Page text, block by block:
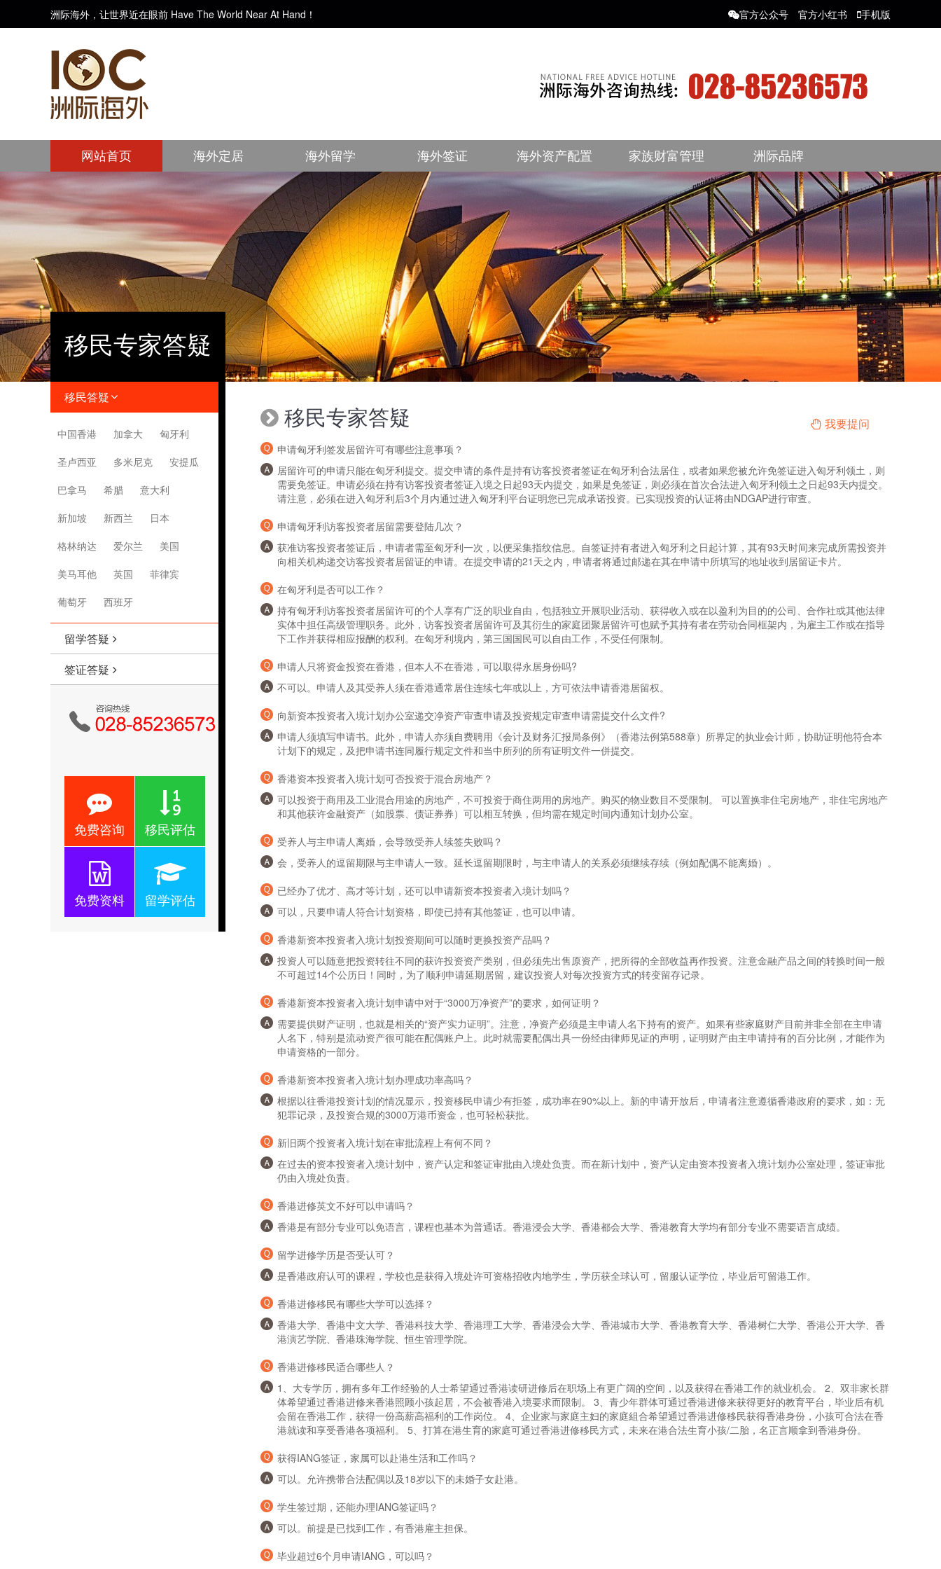
洲际海外，让世界近在眼前 Have The World Near At Hand！ 官方公众号 官方小红书 手机版
网站首页 海外定居 海外留学 海外签证 海外资产配置 家族财富管理 洲际品牌
Immigrate 美洲 美国 加拿大 欧洲 英国 匈牙利 法国 大洋洲 澳大利亚 新西兰
亚洲 新加坡 日本 中国香港
Overseas
Study
美洲 美国 加拿大 欧洲 英国 爱尔兰 大洋洲 澳大利亚 新西兰
亚洲 新加坡 中国香港
移民专家答疑
移民答疑
中国香港 加拿大
匈牙利
圣卢西亚
多米尼克
安提瓜
巴拿马
希腊
意大利
新加坡
新西兰
日本
格林纳达
爱尔兰
美国
美马耳他
英国
菲律宾
葡萄牙
西班牙
留学答疑
签证答疑
免费咨询 移民评估
免费资料 留学评估
移民专家答疑 我要提问
申请匈牙利签发居留许可有哪些注意事项？
居留许可的申请只能在匈牙利提交。提交申请的条件是持有访客投资者签证在匈牙利合法居住，或者如果您被允许免签证进入匈牙利领土，则
需要免签证。申请必须在持有访客投资者签证入境之日起93天内提交，如果是免签证，则必须在首次合法进入匈牙利领土之日起93天内提交。
请注意，必须在进入匈牙利后3个月内通过进入匈牙利平台证明您已完成承诺投资。已实现投资的认证将由NDGAP进行审查。
申请匈牙利访客投资者居留需要登陆几次？
获准访客投资者签证后，申请者需至匈牙利一次，以便采集指纹信息。自签证持有者进入匈牙利之日起计算，其有93天时间来完成所需投资并
向相关机构递交访客投资者居留证的申请。在提交申请的21天之内，申请者将通过邮递在其在申请中所填写的地址收到居留证卡片。
在匈牙利是否可以工作？
持有匈牙利访客投资者居留许可的个人享有广泛的职业自由，包括独立开展职业活动、获得收入或在以盈利为目的的公司、合作社或其他法律
实体中担任高级管理职务。此外，访客投资者居留许可及其衍生的家庭团聚居留许可也赋予其持有者在劳动合同框架内，为雇主工作或在指导
下工作并获得相应报酬的权利。在匈牙利境内，第三国国民可以自由工作，不受任何限制。
申请人只将资金投资在香港，但本人不在香港，可以取得永居身份吗?
不可以。申请人及其受养人须在香港通常居住连续七年或以上，方可依法申请香港居留权。
向新资本投资者入境计划办公室递交净资产审查申请及投资规定审查申请需提交什么文件?
申请人须填写申请书。此外，申请人亦须自费聘用《会计及财务汇报局条例》（香港法例第588章）所界定的执业会计师，协助证明他符合本
计划下的规定，及把申请书连同履行规定文件和当中所列的所有证明文件一併提交。
香港资本投资者入境计划可否投资于混合房地产？
可以投资于商用及工业混合用途的房地产，不可投资于商住两用的房地产。购买的物业数目不受限制。 可以置换非住宅房地产，非住宅房地产
和其他获许金融资产（如股票、债证券券）可以相互转换，但均需在规定时间内通知计划办公室。
受养人与主申请人离婚，会导致受养人续签失败吗？
会，受养人的逗留期限与主申请人一致。延长逗留期限时，与主申请人的关系必须继续存续（例如配偶不能离婚）。
已经办了优才、高才等计划，还可以申请新资本投资者入境计划吗？
可以，只要申请人符合计划资格，即使已持有其他签证，也可以申请。
香港新资本投资者入境计划投资期间可以随时更换投资产品吗？
投资人可以随意把投资转往不同的获许投资资产类别，但必须先出售原资产，把所得的全部收益再作投资。注意金融产品之间的转换时间一般
不可超过14个公历日！同时，为了顺利申请延期居留，建议投资人对每次投资方式的转变留存记录。
香港新资本投资者入境计划申请中对于“3000万净资产”的要求，如何证明？
需要提供财产证明，也就是相关的“资产实力证明”。注意，净资产必须是主申请人名下持有的资产。如果有些家庭财产目前并非全部在主申请
人名下，特别是流动资产很可能在配偶账户上。此时就需要配偶出具一份经由律师见证的声明，证明财产由主申请持有的百分比例，才能作为
申请资格的一部分。
香港新资本投资者入境计划办理成功率高吗？
根据以往香港投资计划的情况显示，投资移民申请少有拒签，成功率在90%以上。新的申请开放后，申请者注意遵循香港政府的要求，如：无
犯罪记录，及投资合规的3000万港币资金，也可轻松获批。
新旧两个投资者入境计划在审批流程上有何不同？
在过去的资本投资者入境计划中，资产认定和签证审批由入境处负责。而在新计划中，资产认定由资本投资者入境计划办公室处理，签证审批
仍由入境处负责。
香港进修英文不好可以申请吗？
香港是有部分专业可以免语言，课程也基本为普通话。香港浸会大学、香港都会大学、香港教育大学均有部分专业不需要语言成绩。
留学进修学历是否受认可？
是香港政府认可的课程，学校也是获得入境处许可资格招收内地学生，学历获全球认可，留服认证学位，毕业后可留港工作。
香港进修移民有哪些大学可以选择？
香港大学、香港中文大学、香港科技大学、香港理工大学、香港浸会大学、香港城市大学、香港教育大学、香港树仁大学、香港公开大学、香
港演艺学院、香港珠海学院、恒生管理学院。
香港进修移民适合哪些人？
1、大专学历，拥有多年工作经验的人士希望通过香港读研进修后在职场上有更广阔的空间，以及获得在香港工作的就业机会。 2、双非家长群
体希望通过香港进修来香港照顾小孩起居，不会被香港入境要求而限制。 3、青少年群体可通过香港进修来获得更好的教育平台，毕业后有机
会留在香港工作，获得一份高薪高福利的工作岗位。 4、企业家与家庭主妇的家庭組合希望通过香港进修移民获得香港身份，小孩可合法在香
港就读和享受香港各项福利。 5、打算在港生育的家庭可通过香港进修移民方式，未来在港合法生育小孩/二胎，名正言顺拿到香港身份。
获得IANG签证，家属可以赴港生活和工作吗？
可以。允许携带合法配偶以及18岁以下的未婚子女赴港。
学生签过期，还能办理IANG签证吗？
可以。前提是已找到工作，有香港雇主担保。
毕业超过6个月申请IANG，可以吗？